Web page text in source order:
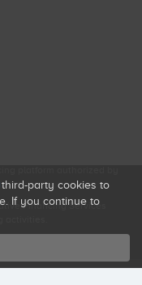
.
Financing Services
party cookies to
If you continue to